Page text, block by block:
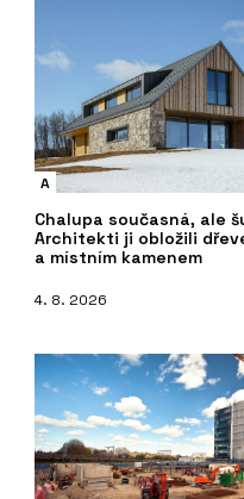
A
Chalupa současná, ale
Architekti ji obložili
a místním kamenem
4. 8. 2026